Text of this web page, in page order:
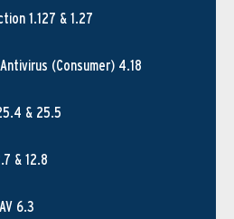
1.127 & 1.27
(Consumer) 4.18
& 25.5
& 12.8
6.3